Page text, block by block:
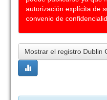
autorización explícita de
convenio de
Mostrar el registro Dublin